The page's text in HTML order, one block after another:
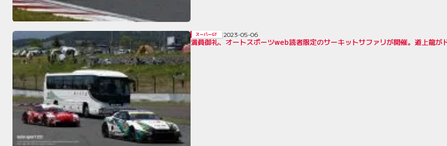
満員御礼、オートスポーツweb読者限定のサーキットサファリが開催。道上龍が
スーパーGT 2023-05-06